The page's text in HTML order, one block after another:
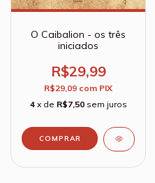
O Caibalion - os três
iniciados
R$29,99
R$29,09 com PIX
4 x de R$7,50 sem juros